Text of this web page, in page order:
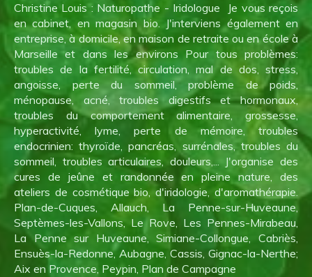
Christine Louis : Naturopathe - Iridologue Je vous reçois
en cabinet, en magasin bio. J'interviens également en
entreprise, à domicile, en maison de retraite ou en école à
Marseille et dans les environs Pour tous problèmes:
troubles de la fertilité, circulation, mal de dos, stress,
angoisse, perte du sommeil, problème de poids,
ménopause, acné, troubles digestifs et hormonaux,
troubles du comportement alimentaire, grossesse,
hyperactivité, lyme, perte de mémoire, troubles
endocrinien: thyroïde, pancréas, surrénales, troubles du
sommeil, troubles articulaires, douleurs,... J'organise des
cures de jeûne et randonnée en pleine nature, des
ateliers de cosmétique bio, d'iridologie, d'aromathérapie.
Plan-de-Cuques, Allauch, La Penne-sur-Huveaune,
Septèmes-les-Vallons, Le Rove, Les Pennes-Mirabeau,
La Penne sur Huveaune, Simiane-Collongue, Cabriès,
Ensuès-la-Redonne, Aubagne, Cassis, Gignac-la-Nerthe;
Aix en Provence, Peypin, Plan de Campagne